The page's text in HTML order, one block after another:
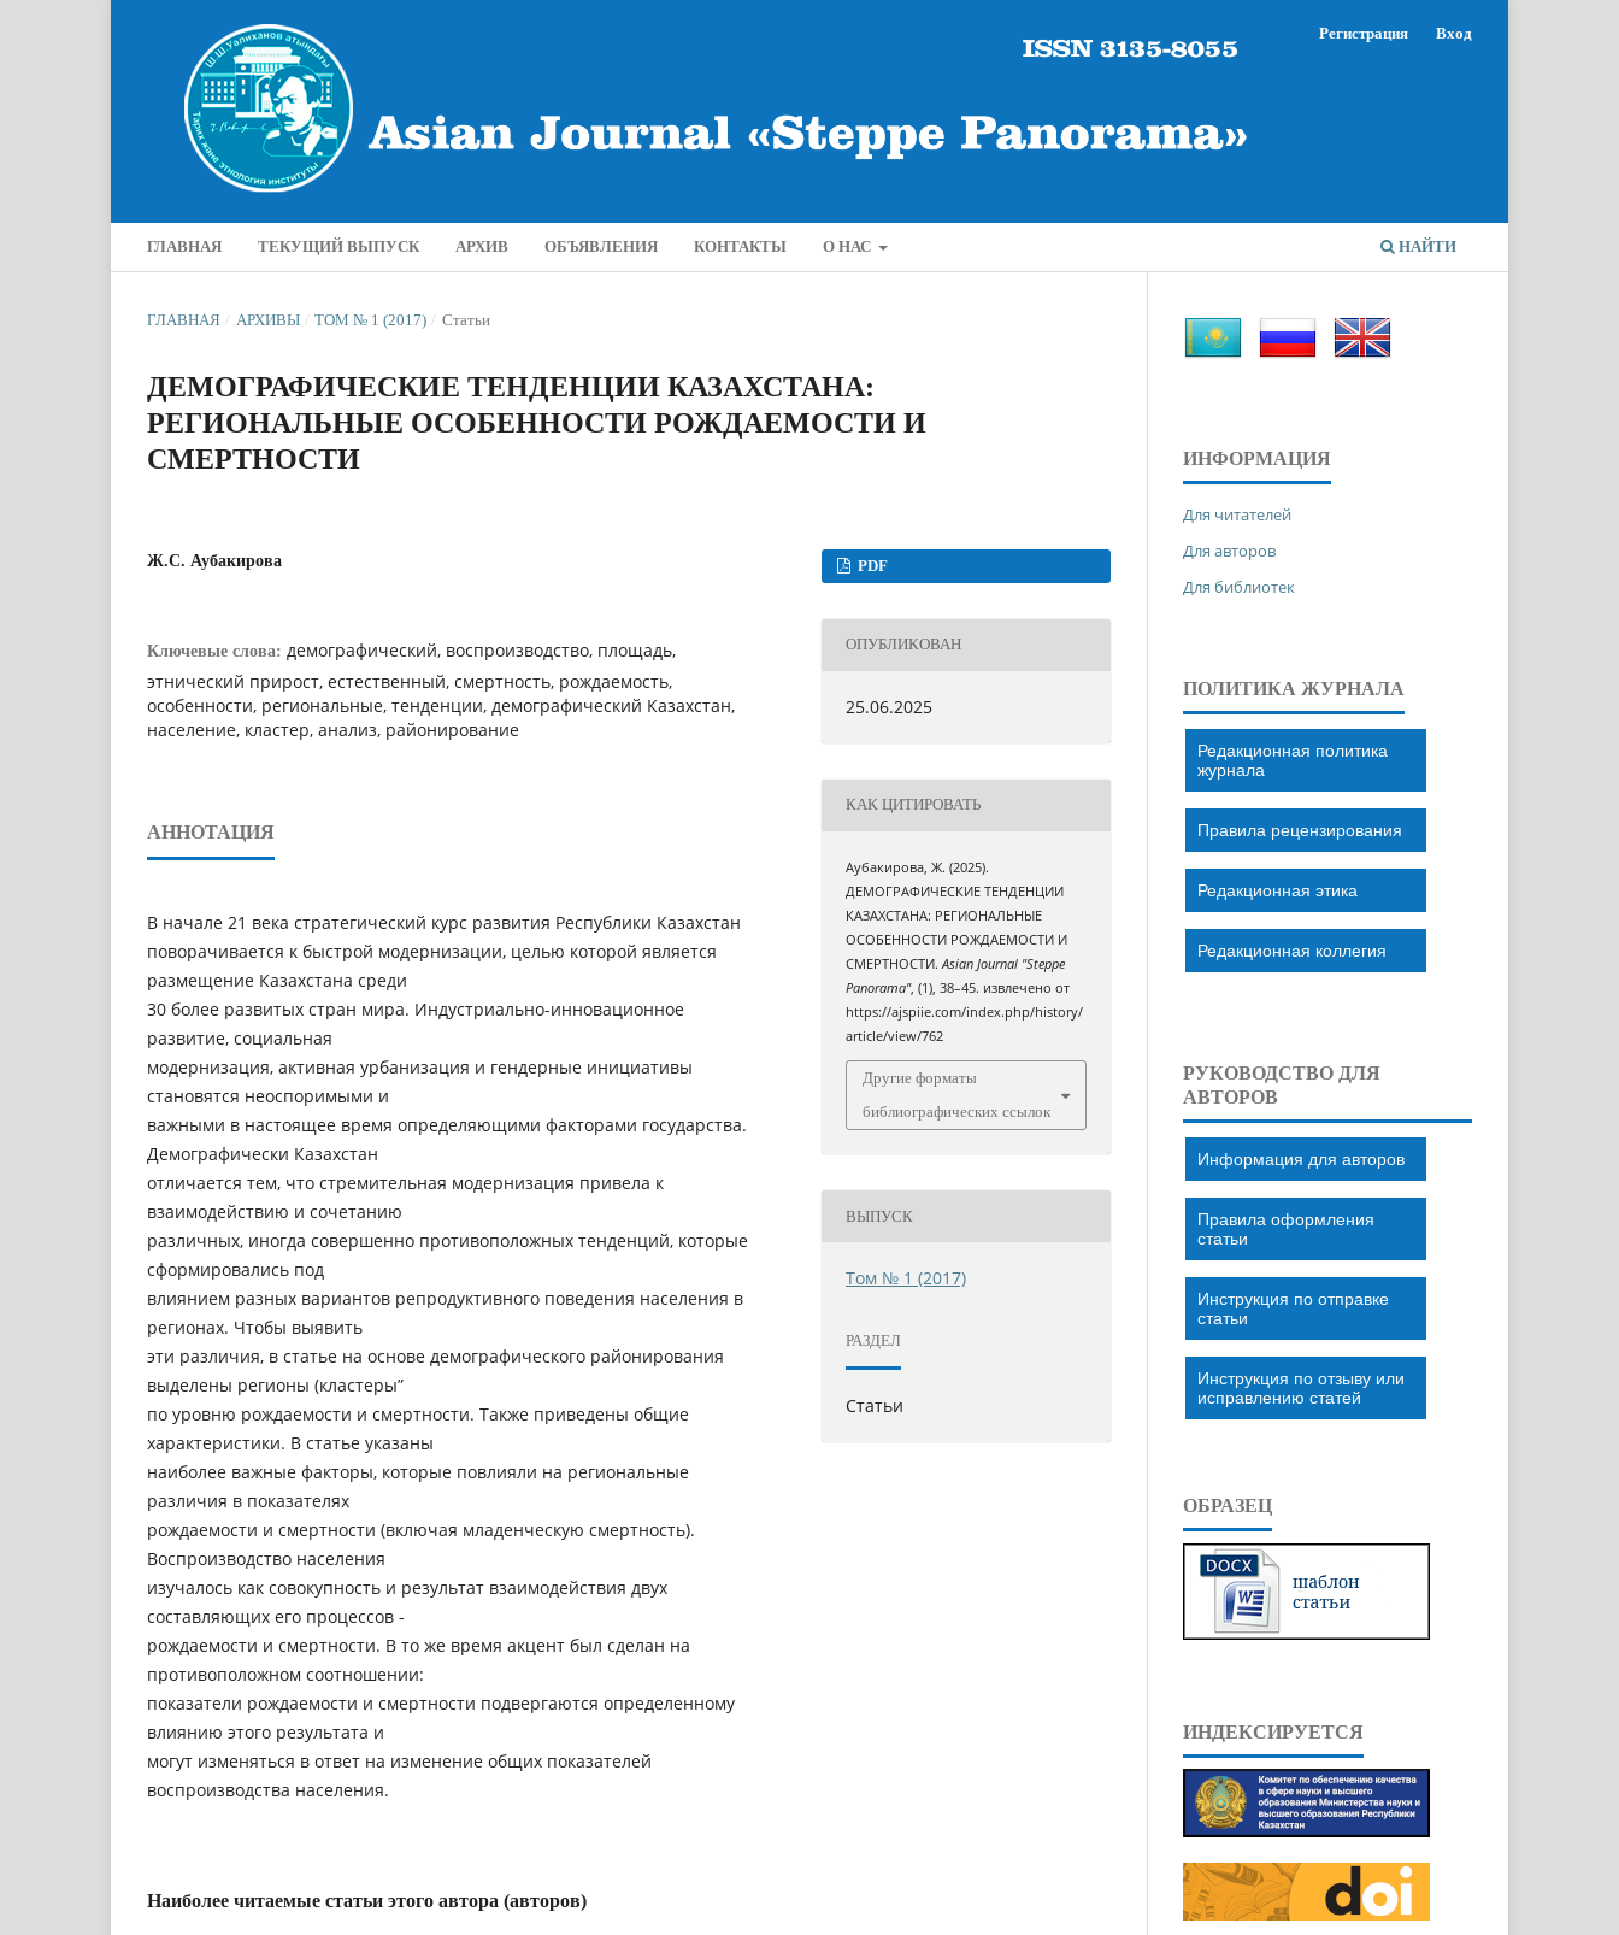
ГЛАВНАЯ ТЕКУЩИЙ ВЫПУСК АРХИВ ОБЪЯВЛЕНИЯ КОНТАКТЫ О НАС НАЙТИ
Регистрация Вход
ГЛАВНАЯ / АРХИВЫ / ТОМ № 1 (2017) / Статьи
ДЕМОГРАФИЧЕСКИЕ ТЕНДЕНЦИИ КАЗАХСТАНА:
РЕГИОНАЛЬНЫЕ ОСОБЕННОСТИ РОЖДАЕМОСТИ И
СМЕРТНОСТИ
Ж.С. Аубакирова
Ключевые слова: демографический, воспроизводство, площадь,
этнический прирост, естественный, смертность, рождаемость,
особенности, региональные, тенденции, демографический Казахстан,
население, кластер, анализ, районирование
АННОТАЦИЯ
В начале 21 века стратегический курс развития Республики Казахстан
поворачивается к быстрой модернизации, целью которой является
размещение Казахстана среди
30 более развитых стран мира. Индустриально-инновационное
развитие, социальная
модернизация, активная урбанизация и гендерные инициативы
становятся неоспоримыми и
важными в настоящее время определяющими факторами государства.
Демографически Казахстан
отличается тем, что стремительная модернизация привела к
взаимодействию и сочетанию
различных, иногда совершенно противоположных тенденций, которые
сформировались под
влиянием разных вариантов репродуктивного поведения населения в
регионах. Чтобы выявить
эти различия, в статье на основе демографического районирования
выделены регионы (кластеры”
по уровню рождаемости и смертности. Также приведены общие
характеристики. В статье указаны
наиболее важные факторы, которые повлияли на региональные
различия в показателях
рождаемости и смертности (включая младенческую смертность).
Воспроизводство населения
изучалось как совокупность и результат взаимодействия двух
составляющих его процессов -
рождаемости и смертности. В то же время акцент был сделан на
противоположном соотношении:
показатели рождаемости и смертности подвергаются определенному
влиянию этого результата и
могут изменяться в ответ на изменение общих показателей
воспроизводства населения.
PDF
ОПУБЛИКОВАН
25.06.2025
КАК ЦИТИРОВАТЬ
Аубакирова, Ж. (2025).
ДЕМОГРАФИЧЕСКИЕ ТЕНДЕНЦИИ
КАЗАХСТАНА: РЕГИОНАЛЬНЫЕ
ОСОБЕННОСТИ РОЖДАЕМОСТИ И
СМЕРТНОСТИ.Asian Journal "Steppe
Panorama", (1), 38–45. извлечено от
https://ajspiie.com/index.php/history/
article/view/762
Другие форматы
библиографических ссылок
ВЫПУСК
Том № 1 (2017)
РАЗДЕЛ
Статьи
Наиболее читаемые статьи этого автора (авторов)
ИНФОРМАЦИЯ
Для читателей
Для авторов
Для библиотек
ПОЛИТИКА ЖУРНАЛА
Редакционная политика
журнала
Правила рецензирования
Редакционная этика
Редакционная коллегия
РУКОВОДСТВО ДЛЯ
АВТОРОВ
Информация для авторов
Правила оформления
статьи
Инструкция по отправке
статьи
Инструкция по отзыву или
исправлению статей
ОБРАЗЕЦ
ИНДЕКСИРУЕТСЯ